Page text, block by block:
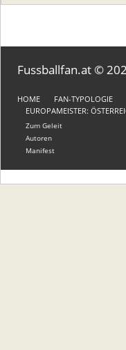
Fussballfan.at ©
HOME FAN-TYPOLOGIE
EUROPAMEISTER:
Zum Geleit
Autoren
Manifest